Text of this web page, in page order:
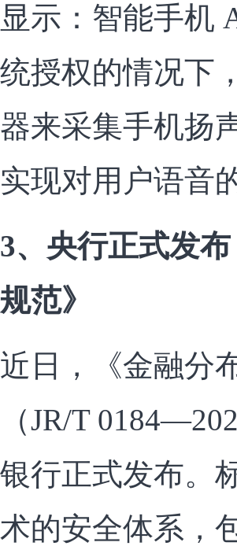
显示：智能手机
统授权的情况下
器来采集手机扬
实现对用户语音
3、央行正式发
规范》
近日，《金融分
（JR/T
银行正式发布。
术的安全体系，